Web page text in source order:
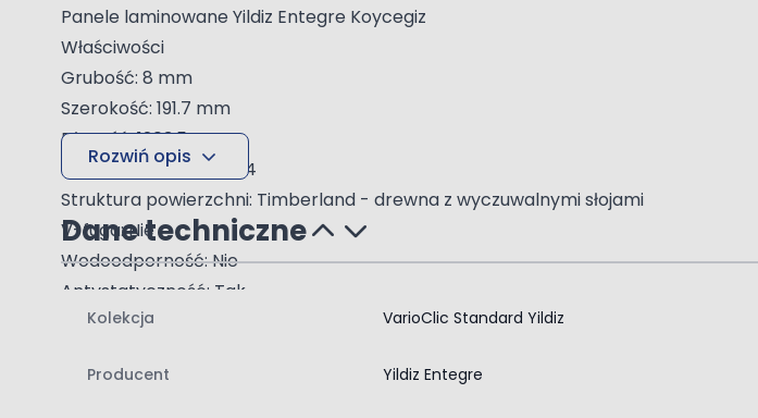
Panele laminowane Yildiz Entegre Koycegiz
Właściwości
Grubość: 8 mm
Szerokość: 191.7 mm
Długość: 1203.5 mm
Klasa ścieralności: AC4
Struktura powierzchni: Timberland - drewna z wyczuwalnymi słojami
V-fuga: Nie
Wodoodporność: Nie
Antystatyczność: Tak
Montaż
Paczka: 2.3071 m²
Rozwiń opis
Dane techniczne
Kolekcja VarioClic Standard Yildiz
Producent Yildiz Entegre